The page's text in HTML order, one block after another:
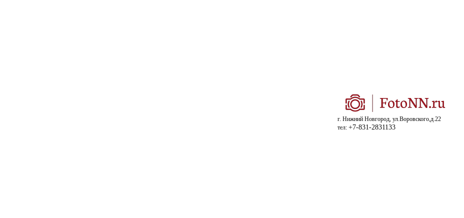
г. Нижний Новгород, ул.Воровского,д.22
тел: +7-831-2831133